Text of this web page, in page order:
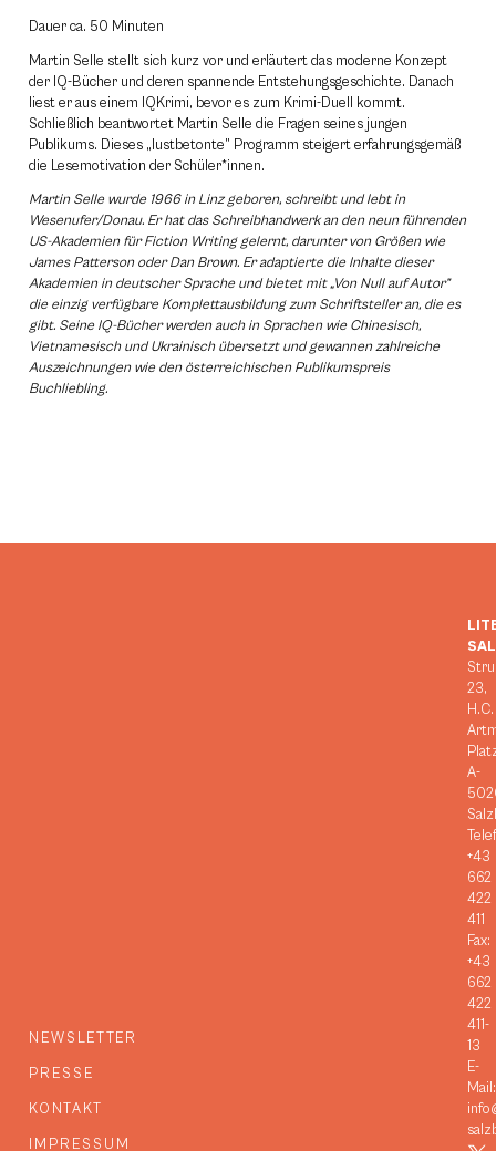
Dauer ca. 50 Minuten
Martin Selle stellt sich kurz vor und erläutert das moderne Konzept
der IQ-Bücher und deren spannende Entstehungsgeschichte. Danach
liest er aus einem IQKrimi, bevor es zum Krimi-Duell kommt.
Schließlich beantwortet Martin Selle die Fragen seines jungen
Publikums. Dieses „lustbetonte” Programm steigert erfahrungsgemäß
die Lesemotivation der Schüler*innen.
Martin Selle wurde 1966 in Linz geboren, schreibt und lebt in
Wesenufer/Donau. Er hat das Schreibhandwerk an den neun führenden
US-Akademien für Fiction Writing gelernt, darunter von Größen wie
James Patterson oder Dan Brown. Er adaptierte die Inhalte dieser
Akademien in deutscher Sprache und bietet mit „Von Null auf Autor”
die einzig verfügbare Komplettausbildung zum Schriftsteller an, die es
gibt. Seine IQ-Bücher werden auch in Sprachen wie Chinesisch,
Vietnamesisch und Ukrainisch übersetzt und gewannen zahlreiche
Auszeichnungen wie den österreichischen Publikumspreis
Buchliebling.
NEWSLETTER
PRESSE
KONTAKT
IMPRESSUM
23,
H.C.
A-
+43
662
422
411
Fax:
+43
662
422
411-
13
E-
Mail: